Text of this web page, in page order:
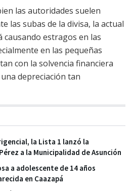
las autoridades suelen
las subas de la divisa, la actual
causando estragos en las
en las pequeñas
con la solvencia financiera
depreciación tan
la Lista 1 lanzó la
a la Municipalidad de Asunción
a adolescente de 14 años
en Caazapá